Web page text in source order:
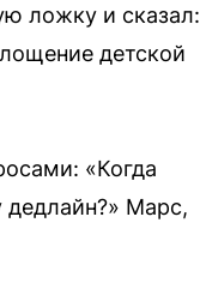
ложку и сказал:
детской
«Когда
дедлайн?» Марс,